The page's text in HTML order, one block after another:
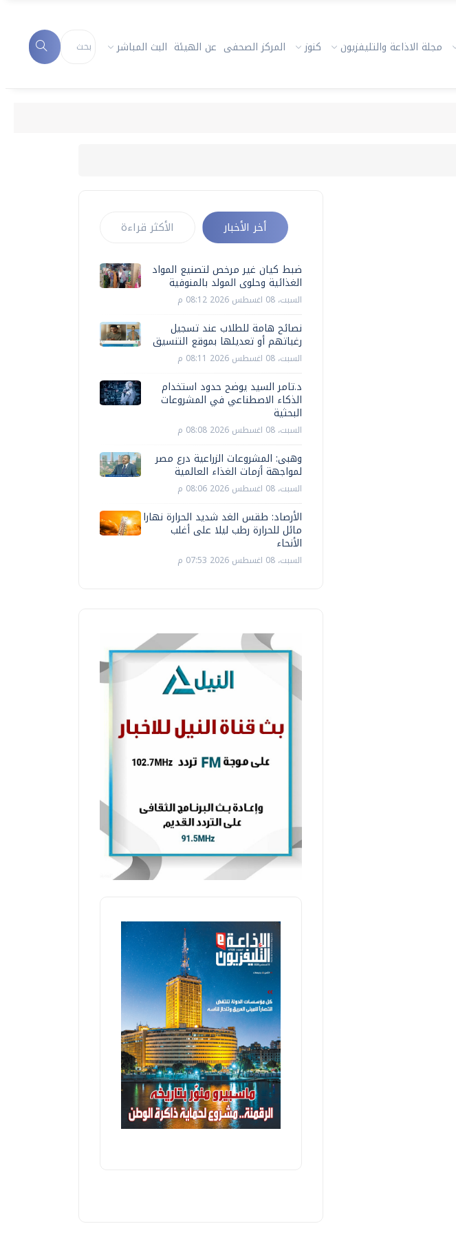
مجلة الاذاعة والتليفزيون كنوز المركز الصحفى عن الهيئة البث المباشر
أخر الأخبار الأكثر قراءة
ضبط كيان غير مرخص لتصنيع المواد
الغذائية وحلوى المولد بالمنوفية
السبت، 08 اغسطس 2026 08:12 م
نصائح هامة للطلاب عند تسجيل
رغباتهم أو تعديلها بموقع التنسيق
السبت، 08 اغسطس 2026 08:11 م
د.تامر السيد يوضح حدود استخدام
الذكاء الاصطناعي في المشروعات
البحثية
السبت، 08 اغسطس 2026 08:08 م
وهبى: المشروعات الزراعية درع مصر
لمواجهة أزمات الغذاء العالمية
السبت، 08 اغسطس 2026 08:06 م
الأرصاد: طقس الغد شديد الحرارة نهارا
مائل للحرارة رطب ليلا على أغلب
الأنحاء
السبت، 08 اغسطس 2026 07:53 م